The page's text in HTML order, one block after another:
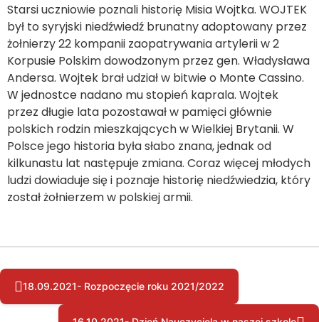
Starsi uczniowie poznali historię Misia Wojtka. WOJTEK
był to syryjski niedźwiedź brunatny adoptowany przez
żołnierzy 22 kompanii zaopatrywania artylerii w 2
Korpusie Polskim dowodzonym przez gen. Władysława
Andersa. Wojtek brał udział w bitwie o Monte Cassino.
W jednostce nadano mu stopień kaprala. Wojtek
przez długie lata pozostawał w pamięci głównie
polskich rodzin mieszkających w Wielkiej Brytanii. W
Polsce jego historia była słabo znana, jednak od
kilkunastu lat następuje zmiana. Coraz więcej młodych
ludzi dowiaduje się i poznaje historię niedźwiedzia, który
został żołnierzem w polskiej armii.
18.09.2021- Rozpoczęcie roku 2021/2022